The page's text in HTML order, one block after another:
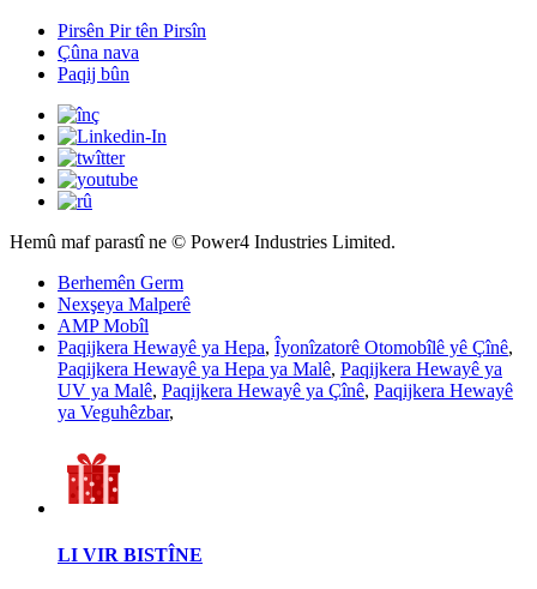
Pirsên Pir tên Pirsîn
Çûna nava
Paqij bûn
Hemû maf parastî ne © Power4 Industries Limited.
Berhemên Germ
Nexşeya Malperê
AMP Mobîl
Paqijkera Hewayê ya Hepa, Îyonîzatorê Otomobîlê yê Çînê,
Paqijkera Hewayê ya Hepa ya Malê, Paqijkera Hewayê ya
UV ya Malê, Paqijkera Hewayê ya Çînê, Paqijkera Hewayê
ya Veguhêzbar,
LI VIR BISTÎNE